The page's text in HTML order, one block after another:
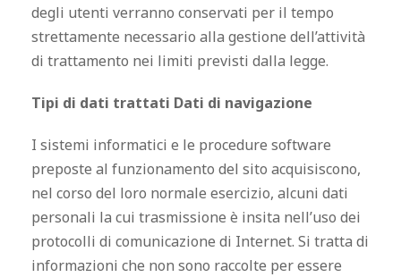
degli utenti verranno conservati per il tempo
strettamente necessario alla gestione dell’attività
di trattamento nei limiti previsti dalla legge.
Tipi di dati trattati Dati di navigazione
I sistemi informatici e le procedure software
preposte al funzionamento del sito acquisiscono,
nel corso del loro normale esercizio, alcuni dati
personali la cui trasmissione è insita nell’uso dei
protocolli di comunicazione di Internet. Si tratta di
informazioni che non sono raccolte per essere